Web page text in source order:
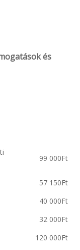
és
99 000Ft
57 150Ft
40 000Ft
32 000Ft
120 000Ft